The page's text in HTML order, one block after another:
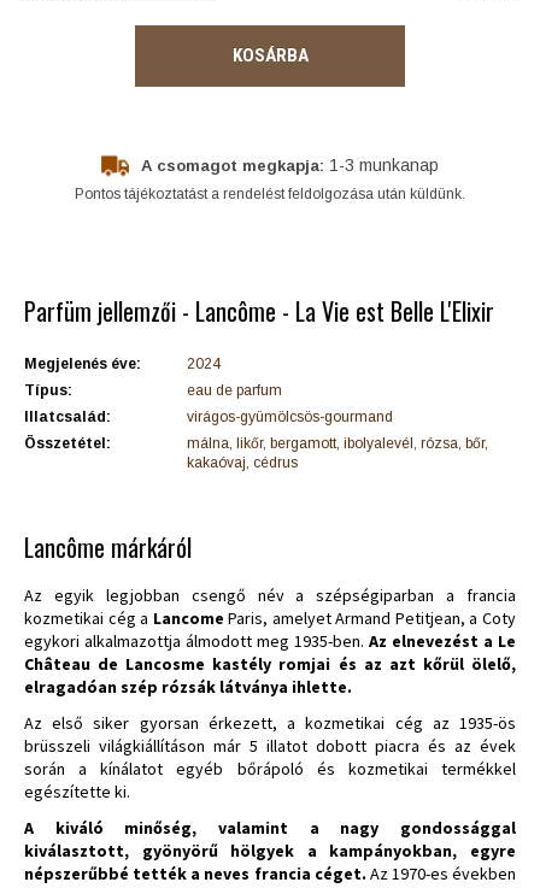
KOSÁRBA
A csomagot megkapja: 1-3 munkanap
Pontos tájékoztatást a rendelést feldolgozása után küldünk.
Parfüm jellemzői - Lancôme - La Vie est Belle L'Elixir
Megjelenés éve:
2024
Típus:
eau de parfum
Illatcsalád:
virágos-gyümölcsös-gourmand
Összetétel:
málna, likőr, bergamott, ibolyalevél, rózsa, bőr,
kakaóvaj, cédrus
Lancôme márkáról
Az egyik legjobban csengő név a szépségiparban a francia
kozmetikai cég a Lancome Paris, amelyet Armand Petitjean, a Coty
egykori alkalmazottja álmodott meg 1935-ben. Az elnevezést a Le
Château de Lancosme kastély romjai és az azt kőrül ölelő,
elragadóan szép rózsák látványa ihlette.
Az első siker gyorsan érkezett, a kozmetikai cég az 1935-ös
brüsszeli világkiállításon már 5 illatot dobott piacra és az évek
során a kínálatot egyéb bőrápoló és kozmetikai termékkel
egészítette ki.
A kiváló minőség, valamint a nagy gondossággal
kiválasztott, gyönyörű hölgyek a kampányokban, egyre
népszerűbbé tették a neves francia céget. Az 1970-es években